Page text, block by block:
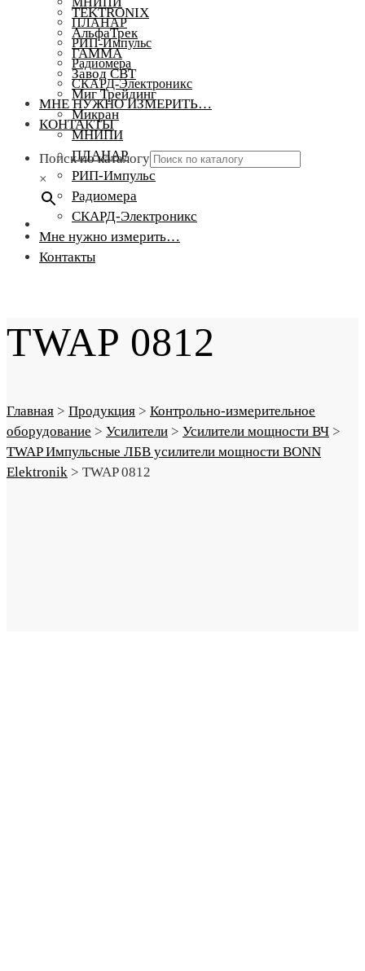
ПЛАНАР
РИП-Импульс
Радиомера
СКАРД-Электроникс
МНЕ НУЖНО ИЗМЕРИТЬ…
КОНТАКТЫ
Поиск по каталогу
×
TEKTRONIX
АльфаТрек
ГАММА
Завод СВТ
Миг Трейдинг
Микран
МНИПИ
ПЛАНАР
РИП-Импульс
Радиомера
СКАРД-Электроникс
Мне нужно измерить…
Контакты
TWAP 0812
Главная > Продукция > Контрольно-измерительное
оборудование > Усилители > Усилители мощности ВЧ >
TWAP Импульсные ЛБВ усилители мощности BONN
Elektronik > TWAP 0812